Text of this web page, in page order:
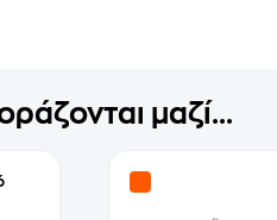
μαζί...